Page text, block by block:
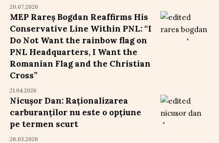
20.07.2026
MEP Rareș Bogdan Reaffirms His
Conservative Line Within PNL: “I
Do Not Want the rainbow flag on
PNL Headquarters, I Want the
Romanian Flag and the Christian
Cross”
21.04.2026
Nicușor Dan: Raționalizarea
carburanților nu este o opțiune
pe termen scurt
26.03.2026